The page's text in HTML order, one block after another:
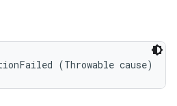
(Throwable cause)